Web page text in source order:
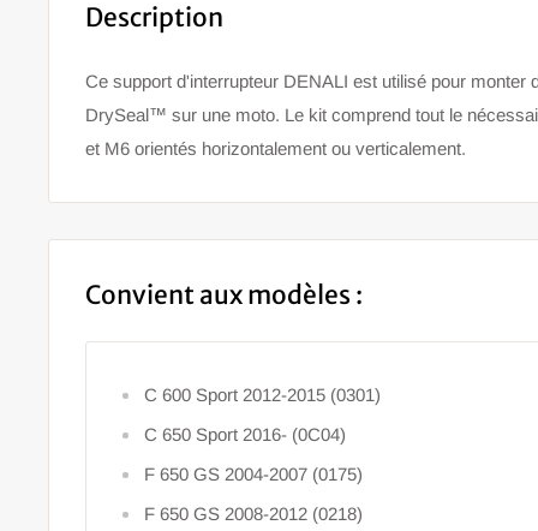
Description
Ce support d'interrupteur DENALI est utilisé pour monter
DrySeal™ sur une moto. Le kit comprend tout le
et M6 orientés horizontalement ou verticalement.
Convient aux modèles :
C 600 Sport 2012-2015 (0301)
C 650 Sport 2016- (0C04)
F 650 GS 2004-2007 (0175)
F 650 GS 2008-2012 (0218)